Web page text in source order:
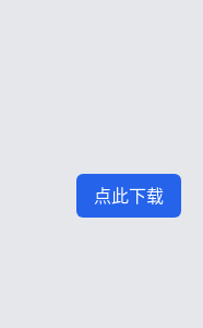
点此下载